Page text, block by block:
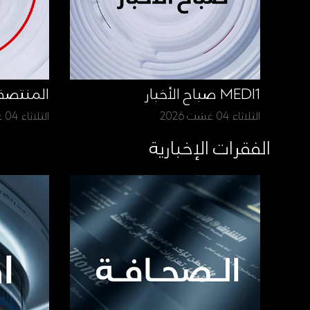
MEDI1 صباح الأخبار
الثلاثاء 04 غشت 2026 الثلاثاء 04 غشت 2026
الفقرات الإخبارية